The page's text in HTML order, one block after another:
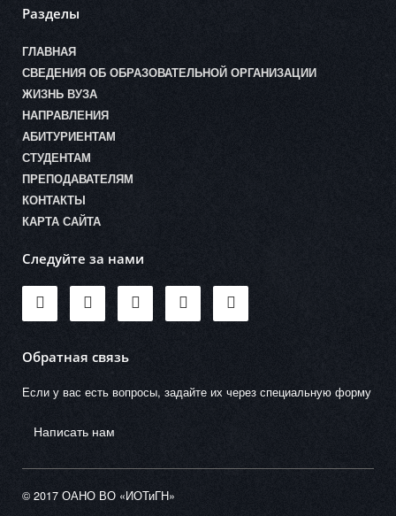
Разделы
ГЛАВНАЯ
СВЕДЕНИЯ ОБ ОБРАЗОВАТЕЛЬНОЙ ОРГАНИЗАЦИИ
ЖИЗНЬ ВУЗА
НАПРАВЛЕНИЯ
АБИТУРИЕНТАМ
СТУДЕНТАМ
ПРЕПОДАВАТЕЛЯМ
КОНТАКТЫ
КАРТА САЙТА
Следуйте за нами
Обратная связь
Если у вас есть вопросы, задайте их через специальную форму
Написать нам
© 2017 ОАНО ВО «ИОТиГН»